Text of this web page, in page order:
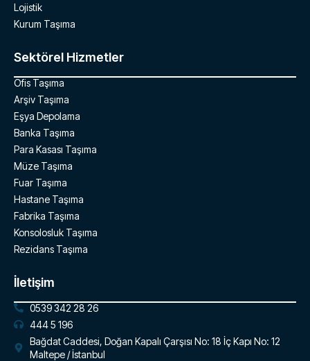
Lojistik
Kurum Taşıma
Sektörel Hizmetler
Ofis Taşıma
Arşiv Taşıma
Eşya Depolama
Banka Taşıma
Para Kasası Taşıma
Müze Taşıma
Fuar Taşıma
Hastane Taşıma
Fabrika Taşıma
Konsolosluk Taşıma
Rezidans Taşıma
İletişim
0539 342 28 26
444 5 196
Bağdat Caddesi, Doğan Kapalı Çarşısı No: 18 İç Kapı No: 12
Maltepe / İstanbul